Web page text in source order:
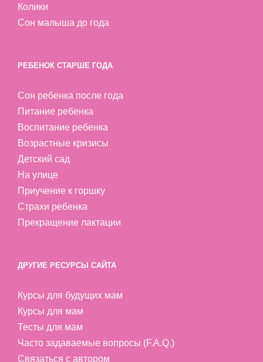
Колики
Сон малыша до года
РЕБЕНОК СТАРШЕ ГОДА
Сон ребенка после года
Питание ребенка
Воспитание ребенка
Возрастные кризисы
Детский сад
На улице
Приучение к горшку
Страхи ребенка
Прекращение лактации
ДРУГИЕ РЕСУРСЫ САЙТА
Курсы для будущих мам
Курсы для мам
Тесты для мам
Часто задаваемые вопросы (F.A.Q.)
Связаться с автором